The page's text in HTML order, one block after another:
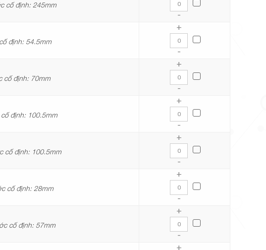
cố định: 245mm
-
định: 54.5mm
+
-
cố định: 70mm
+
-
định: 100.5mm
+
-
cố định: 100.5mm
+
-
cố định: 28mm
+
-
cố định: 57mm
+
-
+